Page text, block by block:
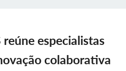
reúne especialistas
colaborativa